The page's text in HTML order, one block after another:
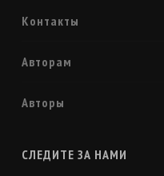
Контакты
Авторам
Авторы
СЛЕДИТЕ ЗА НАМИ